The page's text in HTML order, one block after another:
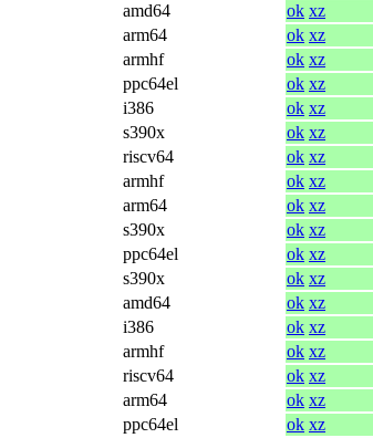
amd64 ok xz
arm64 ok xz
armhf ok xz
ppc64el ok xz
i386 ok xz
s390x ok xz
riscv64 ok xz
armhf ok xz
arm64 ok xz
s390x ok xz
ppc64el ok xz
s390x ok xz
amd64 ok xz
i386 ok xz
armhf ok xz
riscv64 ok xz
arm64 ok xz
ppc64el ok xz